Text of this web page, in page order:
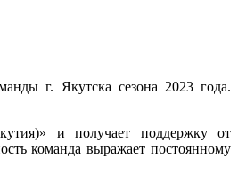
г. Якутска сезона 2023 года.
и получает поддержку от
команда выражает постоянному